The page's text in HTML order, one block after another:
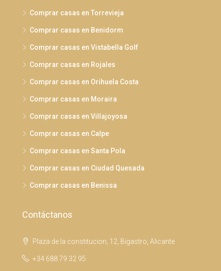
Comprar casas en Torrevieja
Comprar casas en Benidorm
Comprar casas en Vistabella Golf
Comprar casas en Rojales
Comprar casas en Orihuela Costa
Comprar casas en Moraira
Comprar casas en Villajoyosa
Comprar casas en Calpe
Comprar casas en Santa Pola
Comprar casas en Ciudad Quesada
Comprar casas en Benissa
Contáctanos
Plaza de la constitucion, 12, Bigastro, Alicante
+34 688 79 32 95